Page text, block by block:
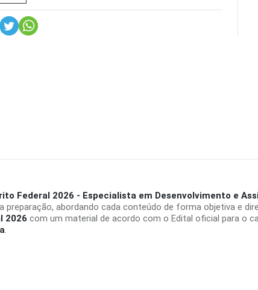
Federal 2026 - Especialista em Desenvolvimento e
abordando cada conteúdo de forma objetiva e
2026 com um material de acordo com o Edital oficial para o
.